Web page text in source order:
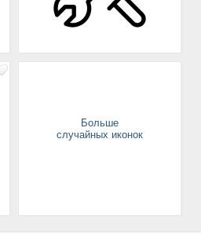
Больше
случайных иконок